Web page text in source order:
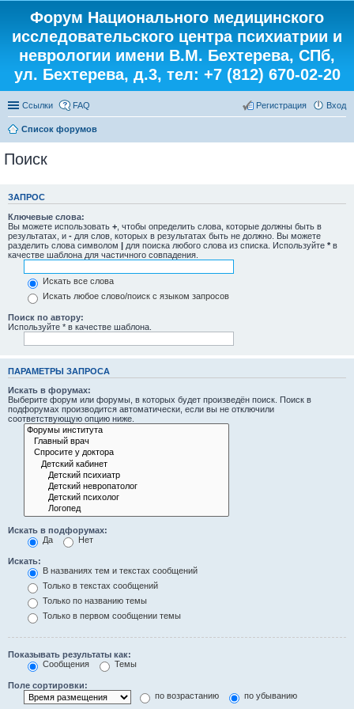
Форум Национального медицинского
исследовательского центра психиатрии и
неврологии имени В.М. Бехтерева, СПб,
ул. Бехтерева, д.3, тел: +7 (812) 670-02-20
Ссылки FAQ Вход
Регистрация
Список форумов
Поиск
ЗАПРОС
Ключевые слова:
Вы можете использовать + , чтобы определить слова, которые должны быть в
результатах, и - для слов, которых в результатах быть не должно. Вы можете
разделить слова символом | для поиска любого слова из списка. Используйте * в
качестве шаблона для частичного совпадения.
Искать все слова
Искать любое слово/поиск с языком запросов
Поиск по автору:
Используйте * в качестве шаблона.
ПАРАМЕТРЫ ЗАПРОСА
Искать в форумах:
Выберите форум или форумы, в которых будет произведён поиск. Поиск в
подфорумах производится автоматически, если вы не отключили
соответствующую опцию ниже.
Искать в подфорумах:
Да
Нет
Искать:
В названиях тем и текстах сообщений
Только в текстах сообщений
Только по названию темы
Только в первом сообщении темы
Показывать результаты как:
Сообщения
Темы
Поле сортировки:
по возрастанию
по убыванию